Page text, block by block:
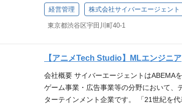
＜具体的な仕事内容＞ ・チーム全員がエ
早くキャッチアップし、決済基盤を通じ事
す ・チームメンバーと一緒にプロダクト
を支える影響範囲の大きいプロダクトに携
求められる大規模基盤のリプレイス経験を
発環境 コロナ禍以降、働き方やデバイスの
は最新のセキュリティ技術やデータ管理手
ンド開発では、モダンな技術（Go言語、
ークを採用しており、エンジニアには使用
えられ、自主性を持ってプロジェクトを進
や現代的な働き方に対応した大規模な社内
す。 これらは大企業でも実現が難しい挑戦
達成感を得ることができます。 部署につ
たポジションといえます。 業務内容 「経
専門部署を多く抱える『グループIT推進本
べく、 各社、各部門のITシステムの状況把
ロダクトやSaaS、システム業者(Amazon
非エンジニア系のスタートアップ組織にお
タント（外注発注における注意点などのア
定です。 弊社は、グローバル企業からも
経営管理
東京都渋谷区宇田川町40-1
【アニメTech Studio】MLエンジニア
会社概要 サイバーエージェントはABEMA
ゲーム事業・広告事業等の分野において、
ターテインメント企業です。 「21世紀を代